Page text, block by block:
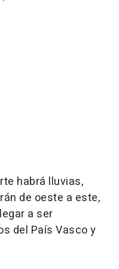
habrá lluvias,
de oeste a este,
a ser
del País Vasco y